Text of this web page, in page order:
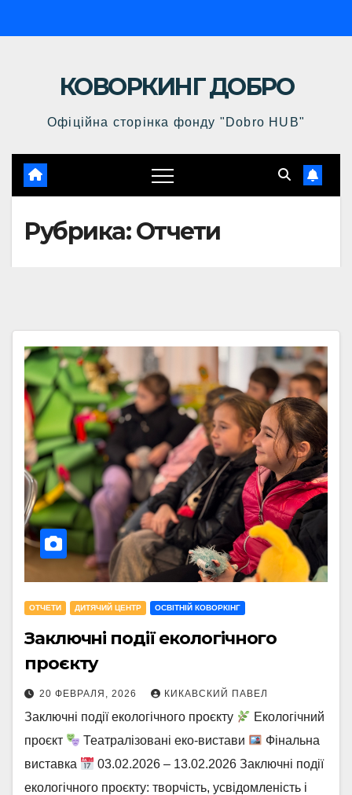
к
КОВОРКИНГ ДОБРО
Офіційна сторінка фонду "Dobro HUB"
Рубрика:Oтчети
OТЧЕТИ ДИТЯЧИЙ ЦЕНТР ОСВІТНІЙ КОВОРКІНГ
Заключні події екологічного
проєкту
20 ФЕВРАЛЯ, 2026 КИКАВСКИЙ ПАВЕЛ
Заключні події екологічного проєкту
Екологічний
проєкт
Театралізовані еко-вистави
Фінальна
виставка
03.02.2026 – 13.02.2026 Заключні події
екологічного проєкту: творчість, усвідомленість і